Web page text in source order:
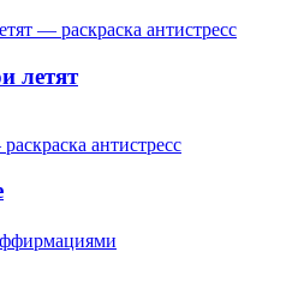
летят